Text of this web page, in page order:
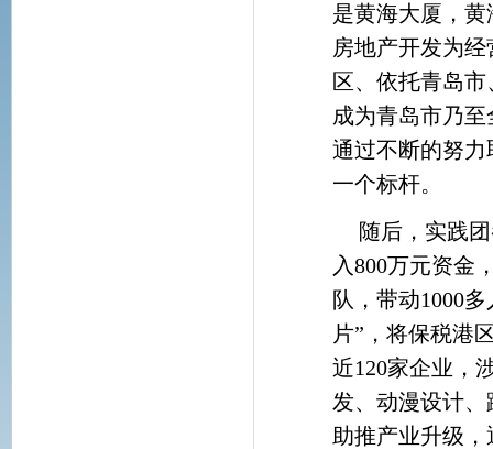
是黄海大厦，
房地产开发为
区、依托青岛
成为青岛市乃
通过不断的努
一个标杆。
随后，实践
入800万元资金
队，带动1000
片”，将保税港
近120家企业，
发、动漫设计
助推产业升级